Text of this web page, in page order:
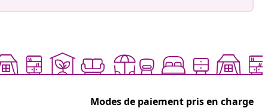
Modes de paiement pris en charge